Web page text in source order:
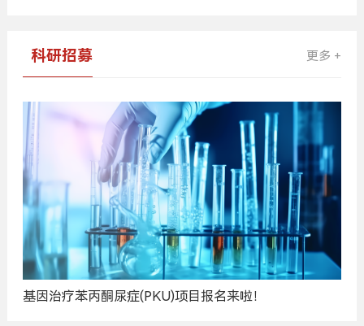
科研招募 更多 +
基因治疗苯丙酮尿症(PKU)项目报名来啦！
广